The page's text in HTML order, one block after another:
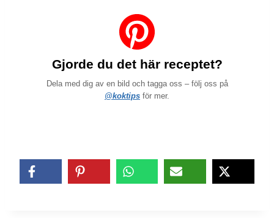
Gjorde du det här receptet?
Dela med dig av en bild och tagga oss – följ oss på
@koktips för mer.